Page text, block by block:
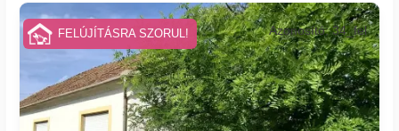
Azonosító: 34_fel
FELÚJÍTÁSRA SZORUL!